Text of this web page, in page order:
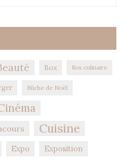
Box Box culinaire
Bûche de Noël
Cuisine
Expo Exposition